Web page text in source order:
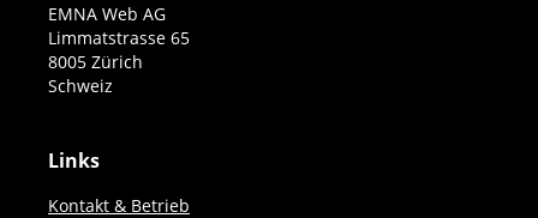
EMNA Web AG
Limmatstrasse 65
8005 Zürich
Schweiz
Links
Kontakt & Betrieb